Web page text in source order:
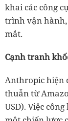
khai các công
trình vận
mắt.
Cạnh tranh
Anthropic hiện
thuẫn từ
USD). Việc